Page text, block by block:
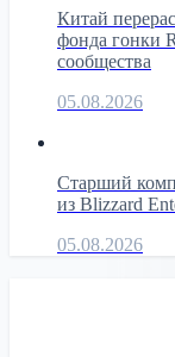
Китай
фонда гонки
сообщества
05.08.2026
Старший
из Blizzard
05.08.2026